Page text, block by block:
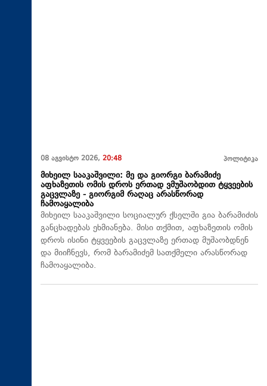
08 აგვისტო 2026, 20:48 პოლიტიკა
მიხეილ სააკაშვილი: მე და გიორგი ბარამიძე
აფხაზეთის ომის დროს ერთად ვმუშაობდით ტყვეების
გაცვლაზე - გიორგიმ რაღაც არასწორად
ჩამოაყალიბა
მიხეილ სააკაშვილი სოციალურ ქსელში გია ბარამიძის
განცხადებას ეხმიანება. მისი თქმით, აფხაზეთის ომის
დროს ისინი ტყვეების გაცვლაზე ერთად მუშაობდნენ
და მიიჩნევს, რომ ბარამიძემ სათქმელი არასწორად
ჩამოაყალიბა.